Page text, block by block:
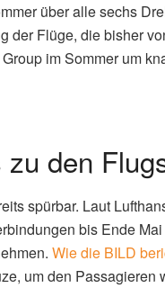
über alle sechs
der Flüge, die bisher
im Sommer um
den
spürbar. Laut
bis Ende
Wie die BILD
um den Passagieren